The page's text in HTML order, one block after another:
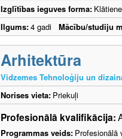
Izglītības ieguves forma: Klātiene
Ilgums:4 gadi Mācību/studiju
Arhitektūra
Vidzemes Tehnoloģiju un
Norises vieta: Priekuļi
Profesionālā kvalifikācija:
Programmas veids: Profesionālā